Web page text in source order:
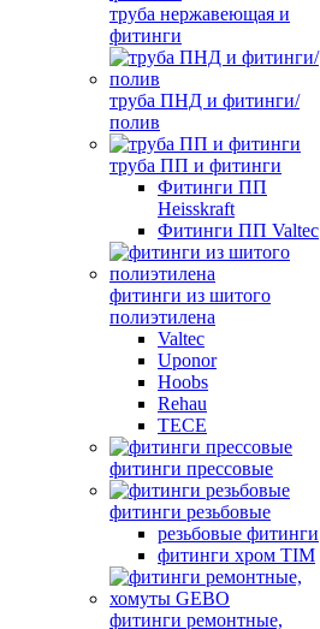
труба нержавеющая и
фитинги
труба ПНД и фитинги/
полив
труба ПП и фитинги
Фитинги ПП
Heisskraft
Фитинги ПП Valtec
фитинги из шитого
полиэтилена
Valtec
Uponor
Hoobs
Rehau
TECE
фитинги прессовые
фитинги резьбовые
резьбовые фитинги
фитинги хром TIM
фитинги ремонтные,